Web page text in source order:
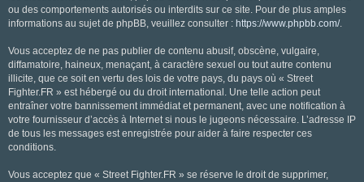
ou des comportements autorisés ou interdits sur ce site. Pour de plus amples
informations au sujet de phpBB, veuillez consulter : https://www.phpbb.com/.
Vous acceptez de ne pas publier de contenu abusif, obscène, vulgaire,
diffamatoire, haineux, menaçant, à caractère sexuel ou tout autre contenu
illicite, que ce soit en vertu des lois de votre pays, du pays où « Street
Fighter.FR » est hébergé ou du droit international. Une telle action peut
entraîner votre bannissement immédiat et permanent, avec une notification à
votre fournisseur d’accès à Internet si nous le jugeons nécessaire. L’adresse IP
de tous les messages est enregistrée pour aider à faire respecter ces
conditions.
Vous acceptez que « Street Fighter.FR » se réserve le droit de supprimer,